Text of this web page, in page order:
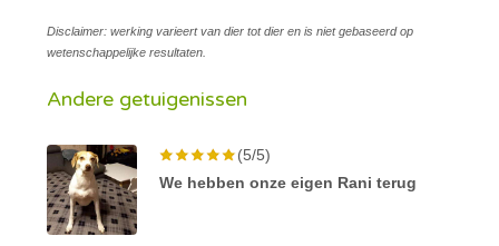
Disclaimer: werking varieert van dier tot dier en is niet gebaseerd op
wetenschappelijke resultaten.
Andere getuigenissen
(5/5)
We hebben onze eigen Rani terug